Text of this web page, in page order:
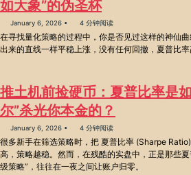
如大象”的伪圣杯
January 6, 2026 4 分钟阅读
在寻找量化策略的过程中，你是否见过这样的神仙
出来的直线一样平稳上涨，没有任何回撤，夏普比率
推土机前捡硬币：夏普比率是
尔”杀光你本金的？
January 6, 2026 4 分钟阅读
很多新手在筛选策略时，把 夏普比率 (Sharpe
高，策略越稳。然而，在残酷的实盘中，正是那些
级策略”，往往在一夜之间让账户归零。